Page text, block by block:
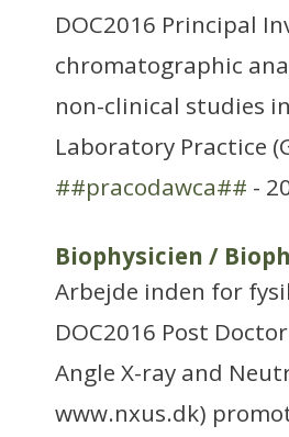
DOC2016 Principal
chromatographic
non-clinical studies
Laboratory Practice
##pracodawca## -
Biophysicien /
Arbejde inden for
DOC2016 Post
Angle X-ray and
www.nxus.dk)